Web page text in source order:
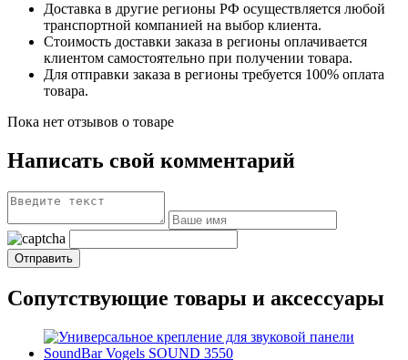
Доставка в другие регионы РФ осуществляется любой
транспортной компанией на выбор клиента.
Стоимость доставки заказа в регионы оплачивается
клиентом самостоятельно при получении товара.
Для отправки заказа в регионы требуется 100% оплата
товара.
Пока нет отзывов о товаре
Написать свой комментарий
Сопутствующие товары и аксессуары